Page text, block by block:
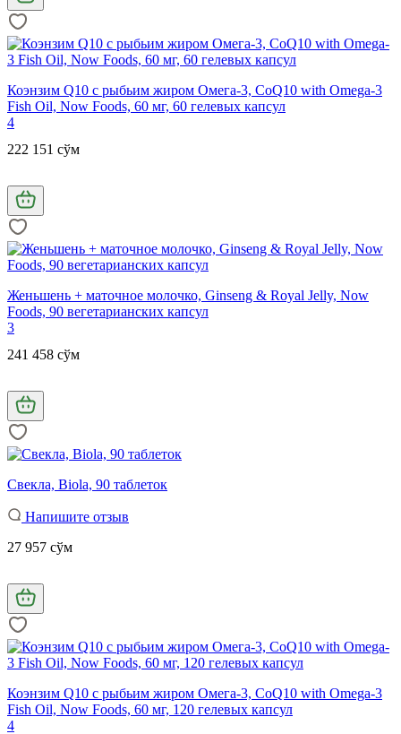
Коэнзим Q10 с рыбьим жиром Омега-3, CoQ10 with Omega-3
Fish Oil, Now Foods, 60 мг, 60 гелевых капсул
4
222 151 сўм
Женьшень + маточное молочко, Ginseng & Royal Jelly, Now
Foods, 90 вегетарианских капсул
3
241 458 сўм
Свекла, Biola, 90 таблеток
Напишите отзыв
27 957 сўм
Коэнзим Q10 с рыбьим жиром Омега-3, CoQ10 with Omega-3
Fish Oil, Now Foods, 60 мг, 120 гелевых капсул
4